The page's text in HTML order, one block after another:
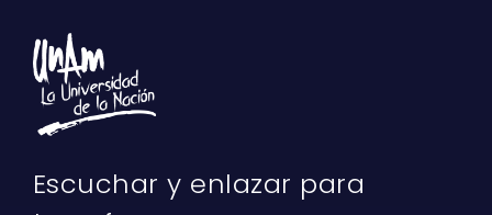
Escuchar y enlazar para